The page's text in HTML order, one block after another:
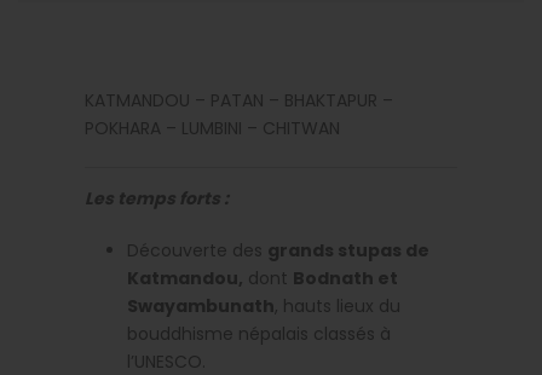
KATMANDOU – PATAN – BHAKTAPUR –
POKHARA – LUMBINI – CHITWAN
Les temps forts :
Découverte des grands stupas de
Katmandou, dont Bodnath et
Swayambunath, hauts lieux du
bouddhisme népalais classés à
l’UNESCO.